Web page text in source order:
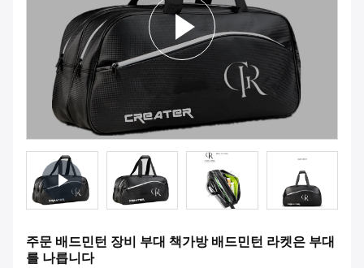
주문 배드민턴 장비 부대 책가방 배드민턴 라켓은 부대
를 나릅니다